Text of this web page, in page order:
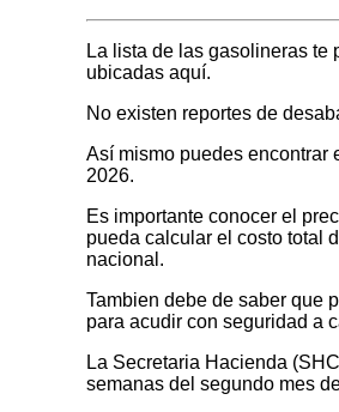
La lista de las gasolineras
ubicadas aquí.
No existen reportes de
Así mismo puedes encontrar
2026.
Es importante conocer el
pueda calcular el costo total
nacional.
Tambien debe de saber que
para acudir con seguridad a
La Secretaria Hacienda
semanas del segundo mes